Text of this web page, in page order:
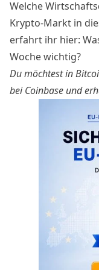
Welche
Krypto-Markt in
erfahrt ihr hier:
Woche wichtig?
Du möchtest in
bei Coinbase und